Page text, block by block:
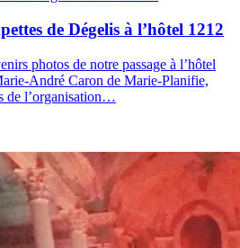
de Dégelis à l’hôtel 1212
photos de notre passage à l’hôtel
André Caron de Marie-Planifie,
de l’organisation…